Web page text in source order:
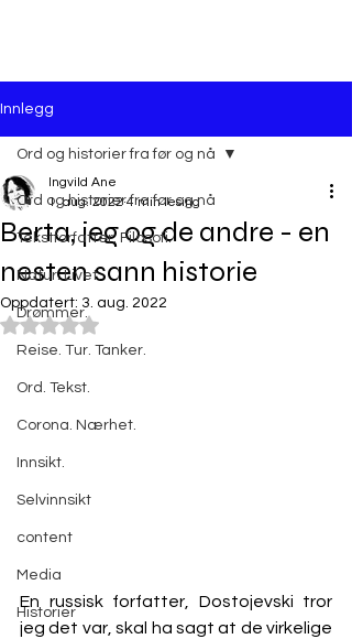
Innlegg
Ord og historier fra før og nå
Tekstforfatter. Filosofi.
Natur. Livet.
Drømmer.
Reise. Tur. Tanker.
Ord. Tekst.
Corona. Nærhet.
Innsikt.
Selvinnsikt
content
Media
Historier
Ord og historier fra før og nå
Berta, jeg og de andre - en
nesten sann historie
Ingvild Ane
1. aug. 2022 4 min lesing
Oppdatert: 3. aug. 2022
Gitt NaN av 5 stjerner.
En russisk forfatter, Dostojevski tror
jeg det var, skal ha sagt at de virkelige